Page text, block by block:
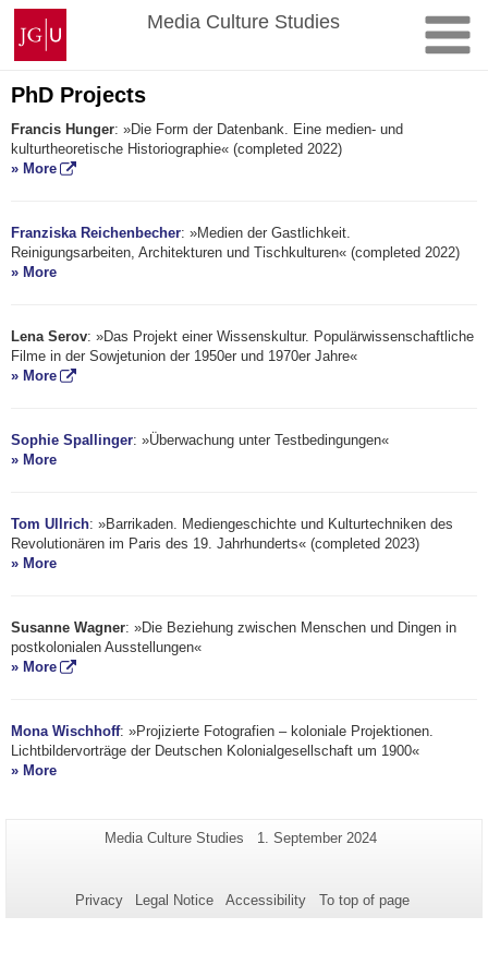
Skip
content
Johannes
Gutenberg
University
Mainz
Media Culture Studies
PhD Projects
Francis Hunger: »Die Form der Datenbank. Eine medien- und
kulturtheoretische Historiographie« (completed 2022)
» More
Franziska Reichenbecher: »Medien der Gastlichkeit.
Reinigungsarbeiten, Architekturen und Tischkulturen« (completed 2022)
» More
Lena Serov: »Das Projekt einer Wissenskultur. Populärwissenschaftliche
Filme in der Sowjetunion der 1950er und 1970er Jahre«
» More
Sophie Spallinger: »Überwachung unter Testbedingungen«
» More
Tom Ullrich: »Barrikaden. Mediengeschichte und Kulturtechniken des
Revolutionären im Paris des 19. Jahrhunderts« (completed 2023)
» More
Susanne Wagner: »Die Beziehung zwischen Menschen und Dingen in
postkolonialen Ausstellungen«
» More
Mona Wischhoff: »Projizierte Fotografien – koloniale Projektionen.
Lichtbildervorträge der Deutschen Kolonialgesellschaft um 1900«
» More
Additional
this
Page-
Media Culture Studies
Last
1. September 2024
Privacy Legal Notice Accessibility To top of page